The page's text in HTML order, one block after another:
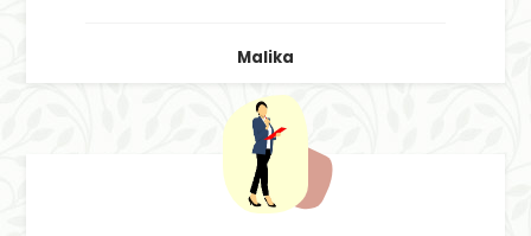
Malika